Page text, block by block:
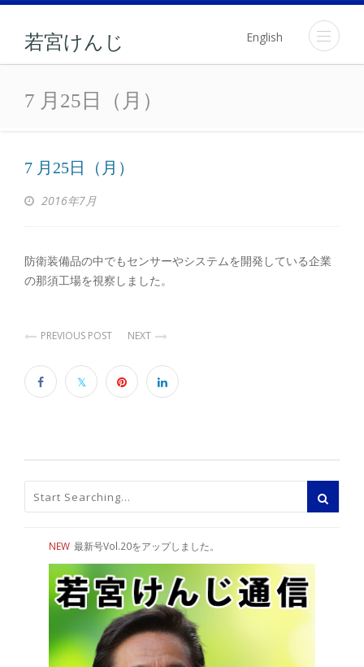
若宮けんじ English
7 月25日（月）
7 月25日（月）
7 月25日（月）
2016年7月
防衛装備品の中でもセンサーやシステムを開発している企業
の那須工場を視察しました。
PREVIOUS POST NEXT
NEW 最新号Vol.20をアップしました。